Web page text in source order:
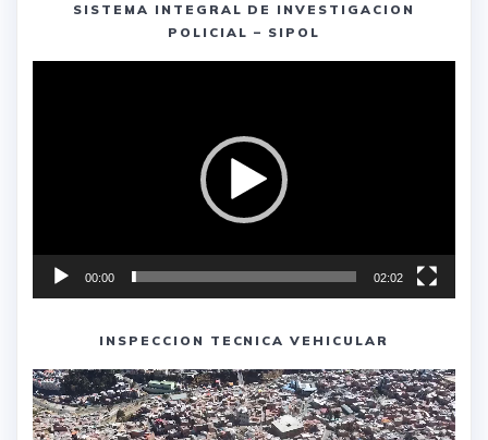
SISTEMA INTEGRAL DE INVESTIGACION
POLICIAL – SIPOL
00:00 02:02
INSPECCION TECNICA VEHICULAR
Reproductor
de
vídeo